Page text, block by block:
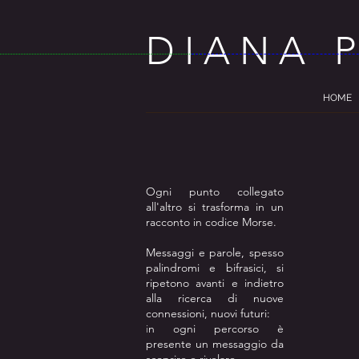
DIANA
HOME
Ogni punto collegato
all'altro si trasforma in un
racconto in codice Morse.
Messaggi e parole, spesso
palindromi e bifrasici, si
ripetono avanti e indietro
alla ricerca di nuove
connessioni, nuovi futuri:
​in ogni percorso è
presente un messaggio da